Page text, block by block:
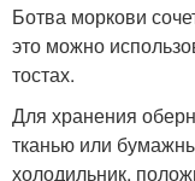
Ботва моркови
это можно
тостах.
Для хранения
тканью или
холодильник,